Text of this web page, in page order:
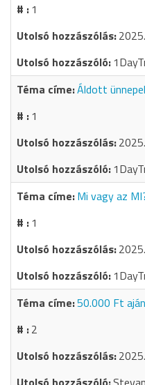
1
Áldott
1
Mi vagy az
1
50.000 Ft
2